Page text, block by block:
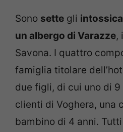
Sono sette gli
un albergo di Varazze,
Savona. I quattro
famiglia titolare
due figli, di cui uno di
clienti di Voghera, una
bambino di 4 anni.